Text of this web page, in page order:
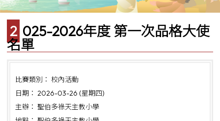
2025-2026年度 第一次品格大使
名單
比賽類別： 校內活動
日期： 2026-03-26 (星期四)
主辦： 聖伯多祿天主教小學